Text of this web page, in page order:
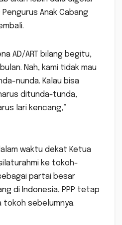
Pengurus Anak Cabang
AD/ART bilang begitu,
Nah, kami tidak mau
nunda. Kalau bisa
ditunda-tunda,
lari kencang,”
waktu dekat Ketua
ke tokoh-
partai besar
di Indonesia, PPP tetap
tokoh sebelumnya.